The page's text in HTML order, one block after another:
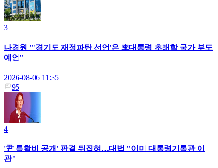
3
나경원 "'경기도 재정파탄 선언'은 李대통령 초래할 국가 부도
예언"
2026-08-06 11:35
95
4
'尹 특활비 공개' 판결 뒤집혀…대법 "이미 대통령기록관 이
관"